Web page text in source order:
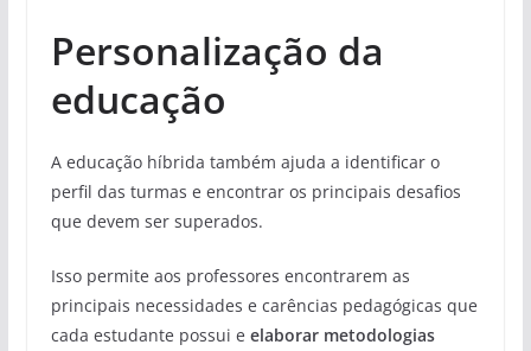
Personalização da
educação
A educação híbrida também ajuda a identificar o
perfil das turmas e encontrar os principais desafios
que devem ser superados.
Isso permite aos professores encontrarem as
principais necessidades e carências pedagógicas que
cada estudante possui e elaborar metodologias